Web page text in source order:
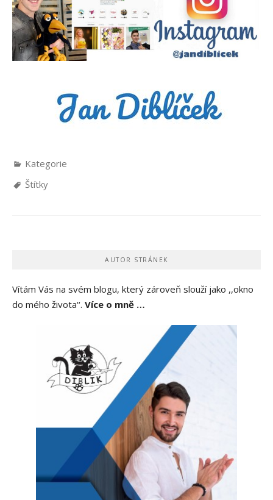
Kategorie
Štítky
AUTOR STRÁNEK
Vítám Vás na svém blogu, který zároveň slouží jako ,,okno
do mého života‘‘. Více o mně …